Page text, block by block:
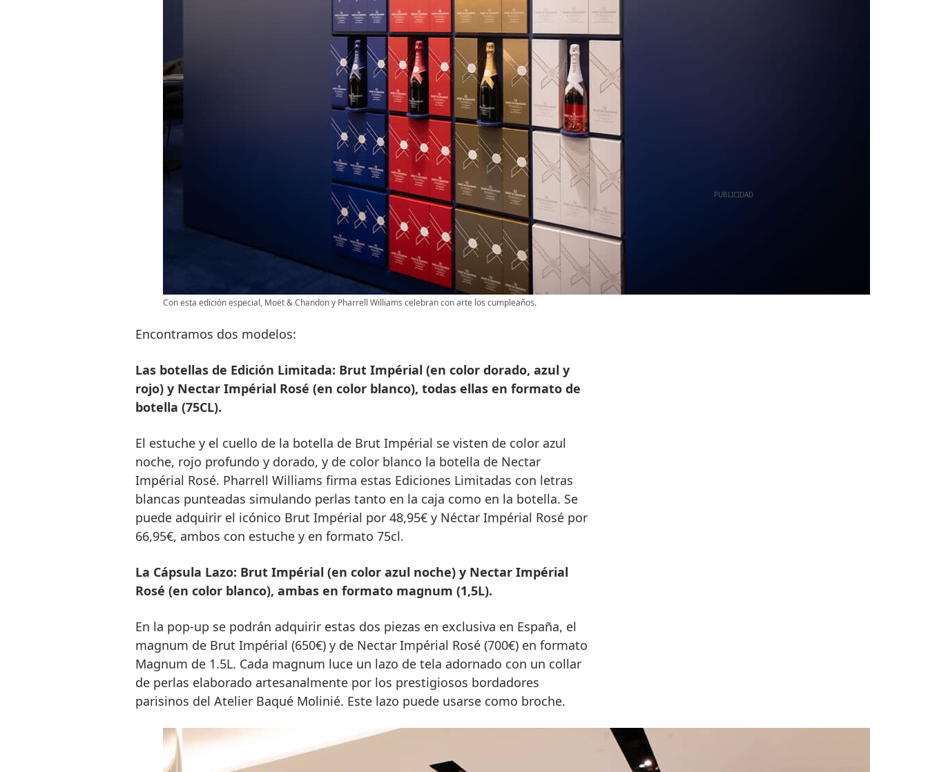
Con esta edición especial, Moët & Chandon y Pharrell Williams celebran con arte los cumpleaños.
Encontramos dos modelos:
Las botellas de Edición Limitada: Brut Impérial (en color dorado, azul y
rojo) y Nectar Impérial Rosé (en color blanco), todas ellas en formato de
botella (75CL).
El estuche y el cuello de la botella de Brut Impérial se visten de color azul
noche, rojo profundo y dorado, y de color blanco la botella de Nectar
Impérial Rosé. Pharrell Williams firma estas Ediciones Limitadas con letras
blancas punteadas simulando perlas tanto en la caja como en la botella. Se
puede adquirir el icónico Brut Impérial por 48,95€ y Néctar Impérial Rosé por
66,95€, ambos con estuche y en formato 75cl.
La Cápsula Lazo: Brut Impérial (en color azul noche) y Nectar Impérial
Rosé (en color blanco), ambas en formato magnum (1,5L).
En la pop-up se podrán adquirir estas dos piezas en exclusiva en España, el
magnum de Brut Impérial (650€) y de Nectar Impérial Rosé (700€) en formato
Magnum de 1.5L. Cada magnum luce un lazo de tela adornado con un collar
de perlas elaborado artesanalmente por los prestigiosos bordadores
parisinos del Atelier Baqué Molinié. Este lazo puede usarse como broche.